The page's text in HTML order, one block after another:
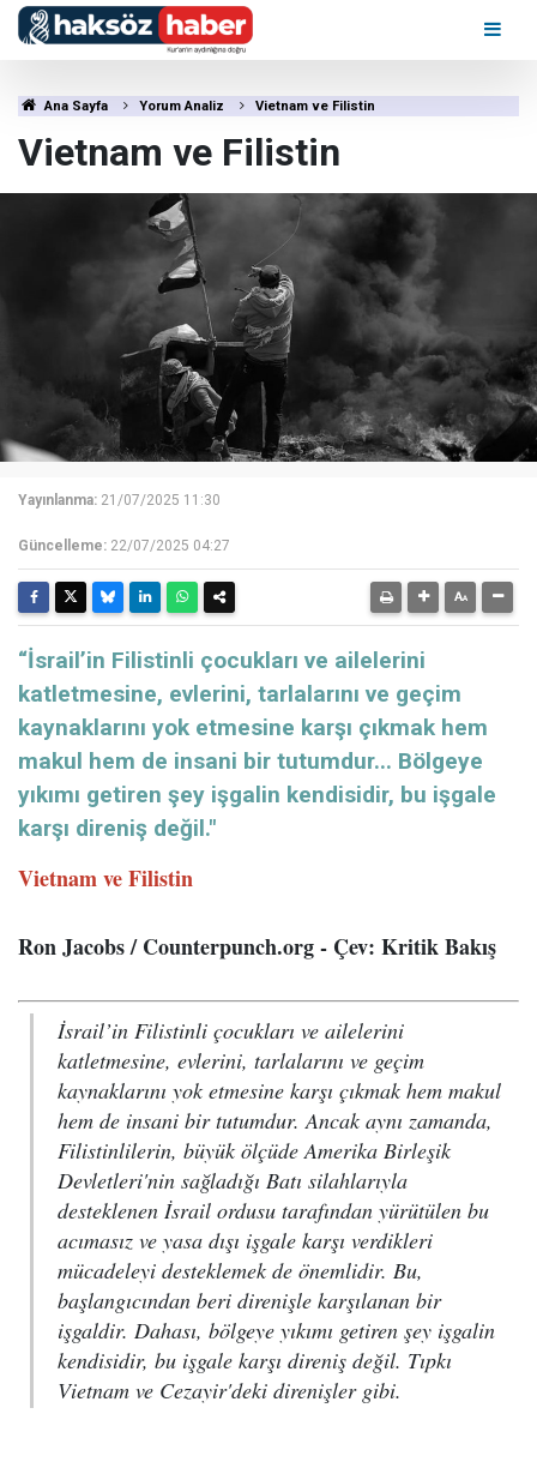
Ana Sayfa Yorum Analiz Vietnam ve Filistin
Vietnam ve Filistin
Yayınlanma: 21/07/2025 11:30
Güncelleme: 22/07/2025 04:27
“İsrail’in Filistinli çocukları ve ailelerini
katletmesine, evlerini, tarlalarını ve geçim
kaynaklarını yok etmesine karşı çıkmak hem
makul hem de insani bir tutumdur... Bölgeye
yıkımı getiren şey işgalin kendisidir, bu işgale
karşı direniş değil."
Vietnam ve Filistin
Ron Jacobs / Counterpunch.org - Çev: Kritik Bakış
İsrail’in Filistinli çocukları ve ailelerini
katletmesine, evlerini, tarlalarını ve geçim
kaynaklarını yok etmesine karşı çıkmak hem makul
hem de insani bir tutumdur. Ancak aynı zamanda,
Filistinlilerin, büyük ölçüde Amerika Birleşik
Devletleri'nin sağladığı Batı silahlarıyla
desteklenen İsrail ordusu tarafından yürütülen bu
acımasız ve yasa dışı işgale karşı verdikleri
mücadeleyi desteklemek de önemlidir. Bu,
başlangıcından beri direnişle karşılanan bir
işgaldir. Dahası, bölgeye yıkımı getiren şey işgalin
kendisidir, bu işgale karşı direniş değil. Tıpkı
Vietnam ve Cezayir'deki direnişler gibi.